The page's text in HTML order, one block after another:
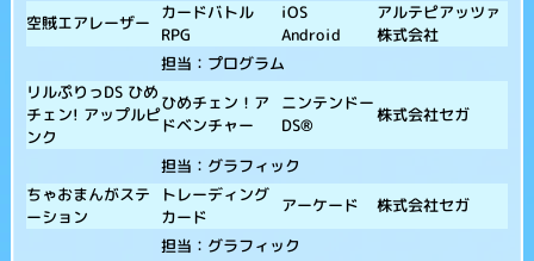
空賊エアレーザー カードバトル
RPG
iOS
Android
アルテピアッツァ
株式会社
担当：プログラム
リルぷりっDS ひめ
チェン! アップルピ
ンク
ひめチェン！ア
ドベンチャー
ニンテンドー
DS® 株式会社セガ
担当：グラフィック
ちゃおまんがステ
ーション
トレーディング
カード
アーケード 株式会社セガ
担当：グラフィック